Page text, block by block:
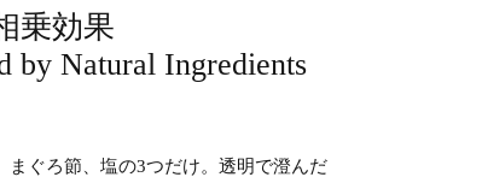
乗効果
by Natural Ingredients
ぐろ節、塩の3つだけ。透明で澄んだ